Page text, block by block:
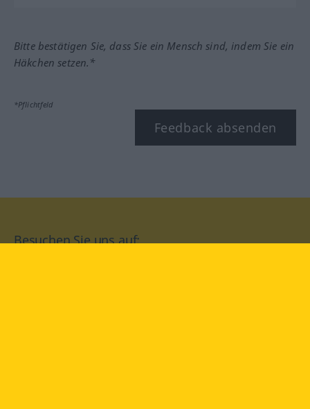
Bitte bestätigen Sie, dass Sie ein Mensch sind, indem Sie ein
Häkchen setzen.*
*Pflichtfeld
Feedback absenden
Besuchen Sie uns auf: